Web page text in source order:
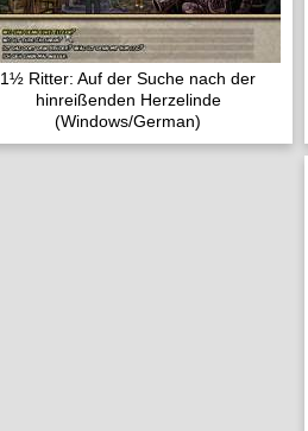
1½ Ritter: Auf der Suche nach der
hinreißenden Herzelinde
(Windows/German)